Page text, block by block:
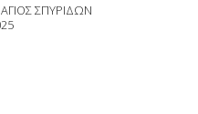
ΣΠΥΡΙΔΩΝ